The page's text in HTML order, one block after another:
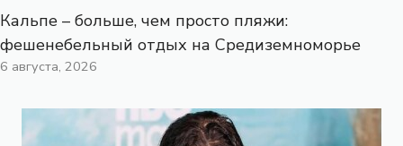
Кальпе – больше, чем просто пляжи:
фешенебельный отдых на Средиземноморье
6 августа, 2026